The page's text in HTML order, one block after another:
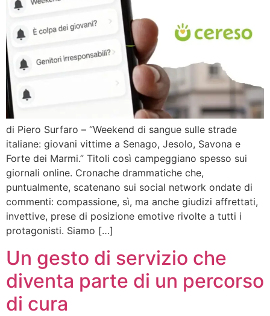
di Piero Surfaro – “Weekend di sangue sulle strade
italiane: giovani vittime a Senago, Jesolo, Savona e
Forte dei Marmi.” Titoli così campeggiano spesso sui
giornali online. Cronache drammatiche che,
puntualmente, scatenano sui social network ondate di
commenti: compassione, sì, ma anche giudizi affrettati,
invettive, prese di posizione emotive rivolte a tutti i
protagonisti. Siamo […]
Un gesto di servizio che
diventa parte di un percorso
di cura